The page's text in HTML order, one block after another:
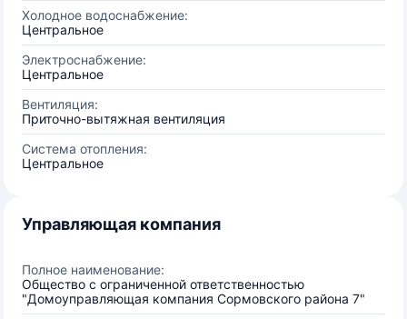
Холодное водоснабжение:
Центральное
Электроснабжение:
Центральное
Вентиляция:
Приточно-вытяжная вентиляция
Система отопления:
Центральное
Управляющая компания
Полное наименование:
Общество с ограниченной ответственностью
"Домоуправляющая компания Сормовского района 7"